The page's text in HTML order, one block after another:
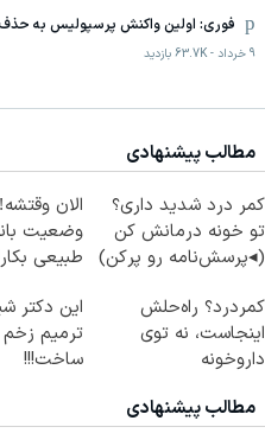
فوری: اولین واکنش پرسپولیس به حذف
9 خرداد -
63.7K بازدید
مطالب پیشنهادی
کمر درد شدید داری؟
تو خونه درمانش کن
(◂پرسش‌نامه رو پرکن)
الان
وضعیت
طبیعی
کمردرد؟ راه‌حلش
اینجاست، نه توی
داروخونه
این دکتر
ترمیم زخم
ساخت!!!
مطالب پیشنهادی